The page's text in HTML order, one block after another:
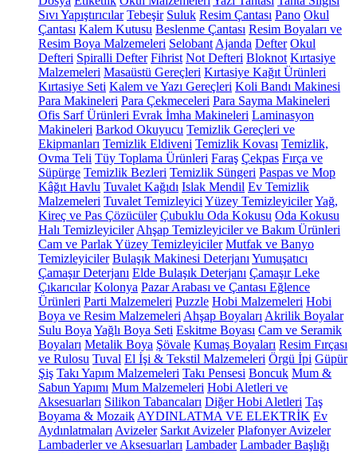
Sıvı Yapıştırıcılar Tebeşir Suluk Resim Çantası Pano Okul
Çantası Kalem Kutusu Beslenme Çantası Resim Boyaları ve
Resim Boya Malzemeleri Selobant Ajanda Defter Okul
Defteri Spiralli Defter Fihrist Not Defteri Bloknot Kırtasiye
Malzemeleri Masaüstü Gereçleri Kırtasiye Kağıt Ürünleri
Kırtasiye Seti Kalem ve Yazı Gereçleri Koli Bandı Makinesi
Para Makineleri Para Çekmeceleri Para Sayma Makineleri
Ofis Sarf Ürünleri Evrak İmha Makineleri Laminasyon
Makineleri Barkod Okuyucu Temizlik Gereçleri ve
Ekipmanları Temizlik Eldiveni Temizlik Kovası Temizlik,
Ovma Teli Tüy Toplama Ürünleri Faraş Çekpas Fırça ve
Süpürge Temizlik Bezleri Temizlik Süngeri Paspas ve Mop
Kâğıt Havlu Tuvalet Kağıdı Islak Mendil Ev Temizlik
Malzemeleri Tuvalet Temizleyici Yüzey TemizleyicilerYağ,
Kireç ve Pas Çözücüler Çubuklu Oda Kokusu Oda Kokusu
Halı Temizleyiciler Ahşap Temizleyiciler ve Bakım Ürünleri
Cam ve Parlak Yüzey Temizleyiciler Mutfak ve Banyo
Temizleyiciler Bulaşık Makinesi Deterjanı Yumuşatıcı
Çamaşır Deterjanı Elde Bulaşık Deterjanı Çamaşır Leke
Çıkarıcılar Kolonya Pazar Arabası ve Çantası Eğlence
Ürünleri Parti Malzemeleri Puzzle Hobi Malzemeleri Hobi
Boya ve Resim Malzemeleri Ahşap Boyaları Akrilik Boyalar
Sulu Boya Yağlı Boya Seti Eskitme Boyası Cam ve Seramik
Boyaları Metalik Boya Şövale Kumaş Boyaları Resim Fırçası
ve Rulosu Tuval El İşi & Tekstil Malzemeleri Örgü İpi Güpür
Şiş Takı Yapım Malzemeleri Takı Pensesi Boncuk Mum &
Sabun Yapımı Mum Malzemeleri Hobi Aletleri ve
Aksesuarları Silikon Tabancaları Diğer Hobi Aletleri Taş
Boyama & Mozaik AYDINLATMA VE ELEKTRİK Ev
Aydınlatmaları Avizeler Sarkıt Avizeler Plafonyer Avizeler
Lambaderler ve Aksesuarları Lambader Lambader Başlığı